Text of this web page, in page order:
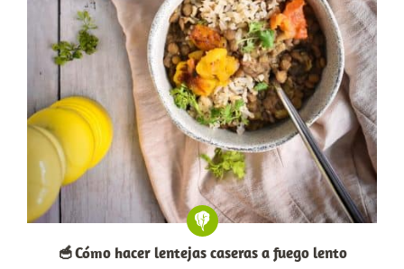
🥣 Cómo hacer lentejas caseras a fuego lento